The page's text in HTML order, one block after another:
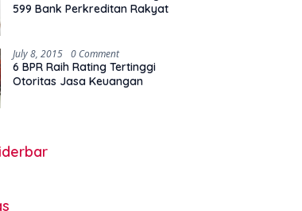
599 Bank Perkreditan Rakyat
July 8, 2015 0 Comment
6 BPR Raih Rating Tertinggi
Otoritas Jasa Keuangan